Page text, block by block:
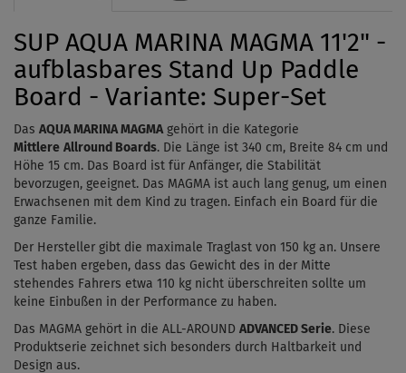
SUP AQUA MARINA MAGMA 11'2" -
aufblasbares Stand Up Paddle
Board - Variante: Super-Set
Das AQUA MARINA MAGMAgehört in die Kategorie
Mittlere Allround Boards. Die Länge ist 340 cm, Breite 84 cm und
Höhe 15 cm. Das Board ist für Anfänger, die Stabilität
bevorzugen, geeignet. Das MAGMA ist auch lang genug, um einen
Erwachsenen mit dem Kind zu tragen. Einfach ein Board für die
ganze Familie.
Der Hersteller gibt die maximale Traglast von 150 kg an. Unsere
Test haben ergeben, dass das Gewicht des in der Mitte
stehendes Fahrers etwa 110 kg nicht überschreiten sollte um
keine Einbußen in der Performance zu haben.
Das MAGMA gehört in die ALL-AROUND ADVANCED Serie. Diese
Produktserie zeichnet sich besonders durch Haltbarkeit und
Design aus.